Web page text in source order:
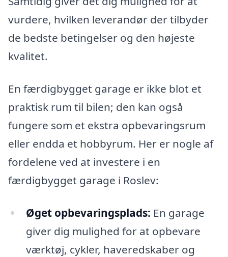
vurdere, hvilken leverandør der tilbyder
de bedste betingelser og den højeste
kvalitet.
En færdigbygget garage er ikke blot et
praktisk rum til bilen; den kan også
fungere som et ekstra opbevaringsrum
eller endda et hobbyrum. Her er nogle af
fordelene ved at investere i en
færdigbygget garage i Roslev:
Øget opbevaringsplads: En garage
giver dig mulighed for at opbevare
værktøj, cykler, haveredskaber og